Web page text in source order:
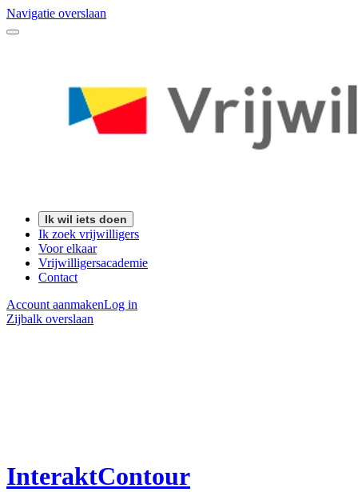
Navigatie overslaan
Ik wil iets doen
Ik zoek vrijwilligers
Voor elkaar
Vrijwilligersacademie
Contact
Account aanmakenLog in
Zijbalk overslaan
InteraktContour